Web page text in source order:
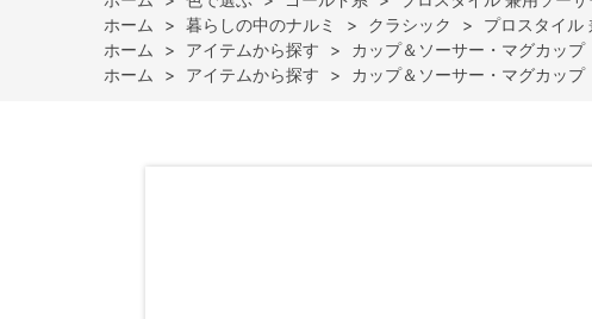
ホーム
> 暮らしの中のナルミ > クラシック >
プロスタイ
ホーム
> アイテムから探す > カップ＆ソーサー・マグカップ
ホーム
> アイテムから探す > カップ＆ソーサー・マグカップ